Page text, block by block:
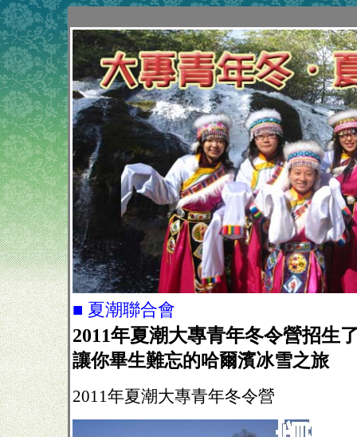
■ 夏潮聯合會
2011年夏潮大專青年冬令營招生
讓你畢生難忘的哈爾濱冰雪之旅
2011年夏潮大專青年冬令營